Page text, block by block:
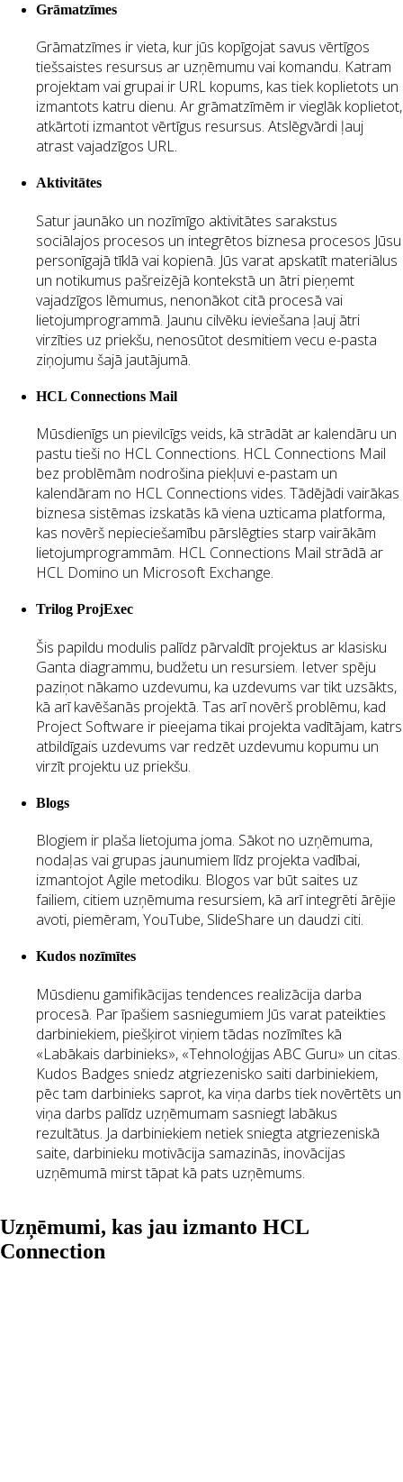
Grāmatzīmes
Grāmatzīmes ir vieta, kur jūs kopīgojat savus vērtīgos
tiešsaistes resursus ar uzņēmumu vai komandu. Katram
projektam vai grupai ir URL kopums, kas tiek koplietots un
izmantots katru dienu. Ar grāmatzīmēm ir vieglāk koplietot,
atkārtoti izmantot vērtīgus resursus. Atslēgvārdi ļauj
atrast vajadzīgos URL.
Aktivitātes
Satur jaunāko un nozīmīgo aktivitātes sarakstus
sociālajos procesos un integrētos biznesa procesos Jūsu
personīgajā tīklā vai kopienā. Jūs varat apskatīt materiālus
un notikumus pašreizējā kontekstā un ātri pieņemt
vajadzīgos lēmumus, nenonākot citā procesā vai
lietojumprogrammā. Jaunu cilvēku ieviešana ļauj ātri
virzīties uz priekšu, nenosūtot desmitiem vecu e-pasta
ziņojumu šajā jautājumā.
HCL Connections Mail
Mūsdienīgs un pievilcīgs veids, kā strādāt ar kalendāru un
pastu tieši no HCL Connections. HCL Connections Mail
bez problēmām nodrošina piekļuvi e-pastam un
kalendāram no HCL Connections vides. Tādējādi vairākas
biznesa sistēmas izskatās kā viena uzticama platforma,
kas novērš nepieciešamību pārslēgties starp vairākām
lietojumprogrammām. HCL Connections Mail strādā ar
HCL Domino un Microsoft Exchange.
Trilog ProjExec
Šis papildu modulis palīdz pārvaldīt projektus ar klasisku
Ganta diagrammu, budžetu un resursiem. Ietver spēju
paziņot nākamo uzdevumu, ka uzdevums var tikt uzsākts,
kā arī kavēšanās projektā. Tas arī novērš problēmu, kad
Project Software ir pieejama tikai projekta vadītājam, katrs
atbildīgais uzdevums var redzēt uzdevumu kopumu un
virzīt projektu uz priekšu.
Blogs
Blogiem ir plaša lietojuma joma. Sākot no uzņēmuma,
nodaļas vai grupas jaunumiem līdz projekta vadībai,
izmantojot Agile metodiku. Blogos var būt saites uz
failiem, citiem uzņēmuma resursiem, kā arī integrēti ārējie
avoti, piemēram, YouTube, SlideShare un daudzi citi.
Kudos nozīmītes
Mūsdienu gamifikācijas tendences realizācija darba
procesā. Par īpašiem sasniegumiem Jūs varat pateikties
darbiniekiem, piešķirot viņiem tādas nozīmītes kā
«Labākais darbinieks», «Tehnoloģijas ABC Guru» un citas.
Kudos Badges sniedz atgriezenisko saiti darbiniekiem,
pēc tam darbinieks saprot, ka viņa darbs tiek novērtēts un
viņa darbs palīdz uzņēmumam sasniegt labākus
rezultātus. Ja darbiniekiem netiek sniegta atgriezeniskā
saite, darbinieku motivācija samazinās, inovācijas
uzņēmumā mirst tāpat kā pats uzņēmums.
Uzņēmumi, kas jau izmanto HCL
Connection